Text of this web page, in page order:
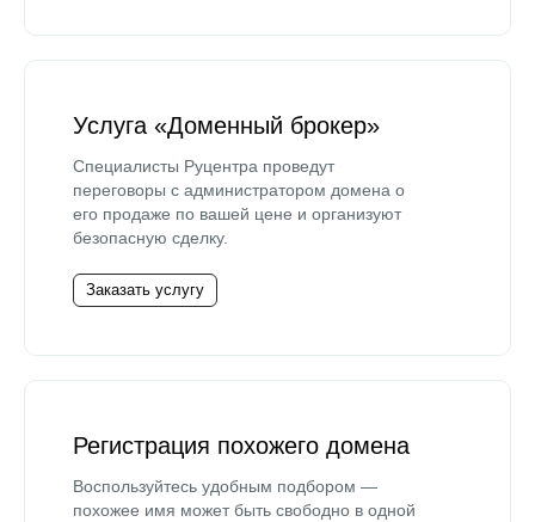
Услуга «Доменный брокер»
Специалисты Руцентра проведут
переговоры с администратором домена о
его продаже по вашей цене и организуют
безопасную сделку.
Заказать услугу
Регистрация похожего домена
Воспользуйтесь удобным подбором —
похожее имя может быть свободно в одной